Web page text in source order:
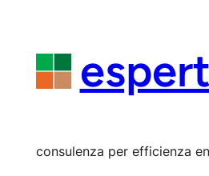
consulenza per efficienza